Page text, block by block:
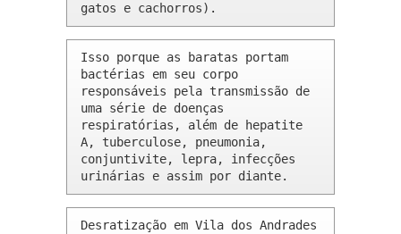
gatos e cachorros).
Isso porque as baratas portam
bactérias em seu corpo
responsáveis pela transmissão de
uma série de doenças
respiratórias, além de hepatite
A, tuberculose, pneumonia,
conjuntivite, lepra, infecções
urinárias e assim por diante.
Desratização em Vila dos Andrades